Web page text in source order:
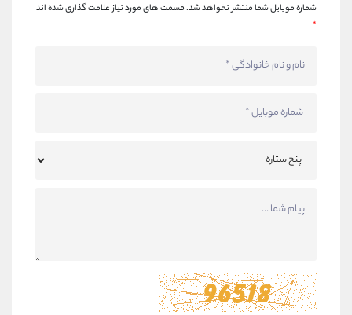
شماره موبایل شما منتشر نخواهد شد.قسمت های مورد نیاز علامت گذاری شده اند
*